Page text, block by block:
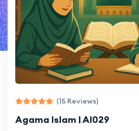
(15 Reviews)
Agama Islam | AI029